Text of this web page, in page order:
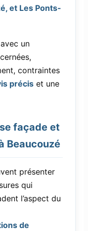
et Les Ponts-
un
contraintes
préciset une
façade et
Beaucouzé
présenter
qui
l’aspect du
de